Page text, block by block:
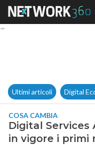
Ultimi articoli Digital
COSA CAMBIA
Digital Services
in vigore i primi